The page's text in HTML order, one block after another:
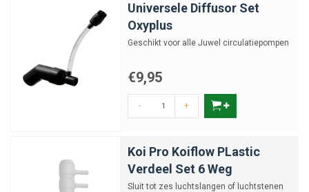
Universele Diffusor Set
Oxyplus
Geschikt voor alle Juwel circulatiepompen
€9,95
- +
Koi Pro Koiflow PLastic
Verdeel Set 6 Weg
Sluit tot zes luchtslangen of luchtstenen